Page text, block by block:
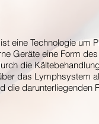
eine Technologie um
Geräte eine Form
die
das Lymphsystem
die darunterliegenden